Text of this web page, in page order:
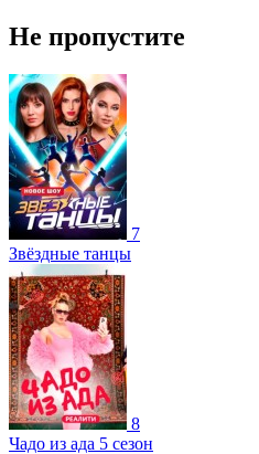
Не пропустите
7
Звёздные танцы
8
Чадо из ада 5 сезон